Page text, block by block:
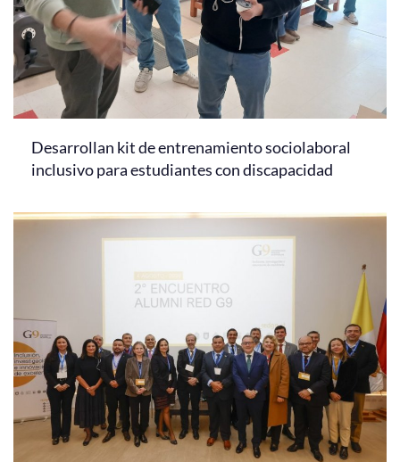
Desarrollan kit de entrenamiento sociolaboral
inclusivo para estudiantes con discapacidad